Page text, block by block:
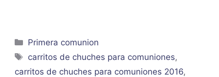
Categorías
Primera comunion
Etiquetas
carritos de chuches para comuniones,
carritos de chuches para comuniones 2016,